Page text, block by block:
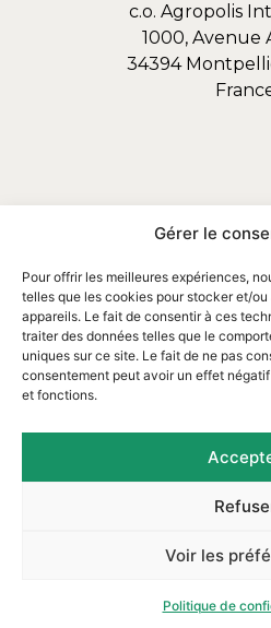
Gérer le
Pour offrir les meilleures expériences,
telles que les cookies pour stocker et/
appareils. Le fait de consentir à ces
traiter des données telles que le
uniques sur ce site. Le fait de ne pas
consentement peut avoir un effet
et fonctions.
Voir les
Politique de
Email :
c.o. Agropolis
1000, Avenue
34394
Mentions légales|